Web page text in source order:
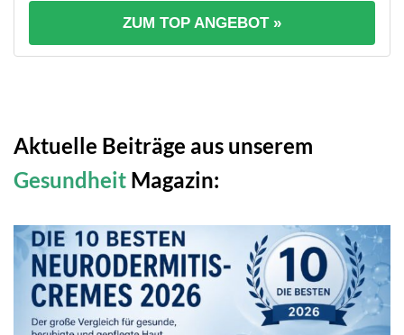
ZUM TOP ANGEBOT »
Aktuelle Beiträge aus unserem
Gesundheit Magazin: